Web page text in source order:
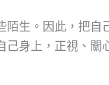
生。因此，把自
身上，正視、關